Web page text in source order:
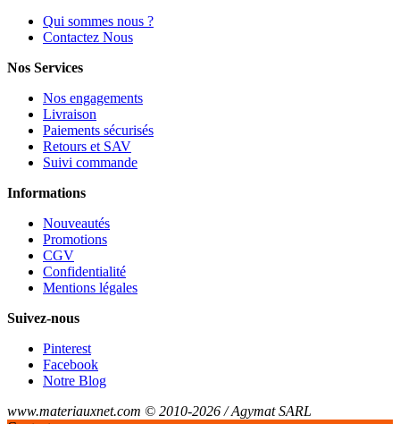
Qui sommes nous ?
Contactez Nous
Nos Services
Nos engagements
Livraison
Paiements sécurisés
Retours et SAV
Suivi commande
Informations
Nouveautés
Promotions
CGV
Confidentialité
Mentions légales
Suivez-nous
Pinterest
Facebook
Notre Blog
www.materiauxnet.com © 2010-2026 / Agymat SARL